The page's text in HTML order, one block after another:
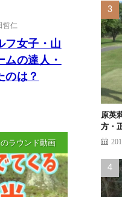
哲仁
フ女子・山
の達人・
のは？
ラウンド動画
原英
方・